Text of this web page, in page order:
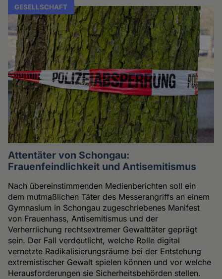
GESELLSCHAFT
Attentäter von Schongau:
Frauenfeindlichkeit und Antisemitismus
Nach übereinstimmenden Medienberichten soll ein
dem mutmaßlichen Täter des Messerangriffs an einem
Gymnasium in Schongau zugeschriebenes Manifest
von Frauenhass, Antisemitismus und der
Verherrlichung rechtsextremer Gewalttäter geprägt
sein. Der Fall verdeutlicht, welche Rolle digital
vernetzte Radikalisierungsräume bei der Entstehung
extremistischer Gewalt spielen können und vor welche
Herausforderungen sie Sicherheitsbehörden stellen.